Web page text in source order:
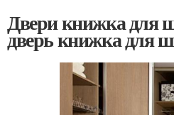
Двери книжка для
дверь книжка для